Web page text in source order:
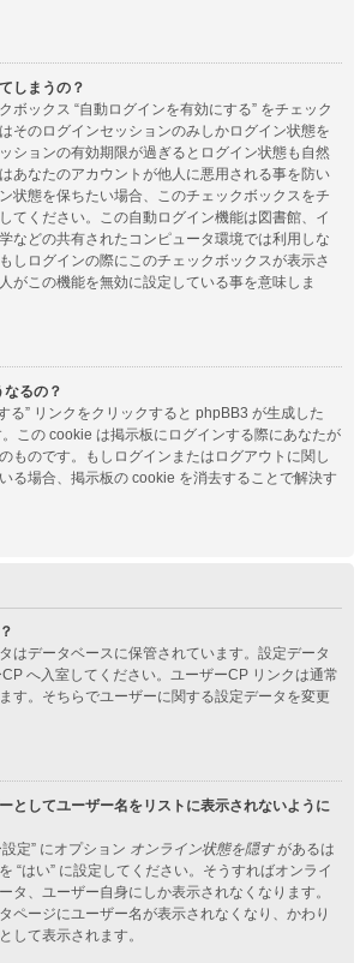
しまうの？
ボックス “自動ログインを有効にする” をチェック
そのログインセッションのみしかログイン状態を
ションの有効期限が過ぎるとログイン状態も自然
あなたのアカウントが他人に悪用される事を防い
状態を保ちたい場合、このチェックボックスをチ
てください。この自動ログイン機能は図書館、イ
などの共有されたコンピュータ環境では利用しな
しログインの際にこのチェックボックスが表示さ
がこの機能を無効に設定している事を意味しま
るの？
る” リンクをクリックすると phpBB3 が生成した
この cookie は掲示板にログインする際にあなたが
ものです。もしログインまたはログアウトに関し
る場合、掲示板の cookie を消去することで解決す
はデータベースに保管されています。設定データ
へ入室してください。ユーザーCP リンクは通常
す。そちらでユーザーに関する設定データを変更
としてユーザー名をリストに表示されないように
定” にオプション オンライン状態を隠すがあるは
“はい” に設定してください。そうすればオンライ
タ、ユーザー自身にしか表示されなくなります。
ページにユーザー名が表示されなくなり、かわり
して表示されます。